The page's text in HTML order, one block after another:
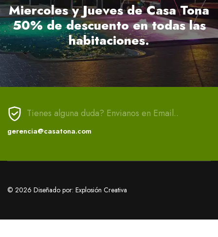
Miercoles y Jueves de Casa Tona
50% de descuento en todas las
habitaciones.
Tienes alguna duda? Envianos en Email..
gerencia@casatona.com
© 2026 Diseñado por: Explosión Creativa